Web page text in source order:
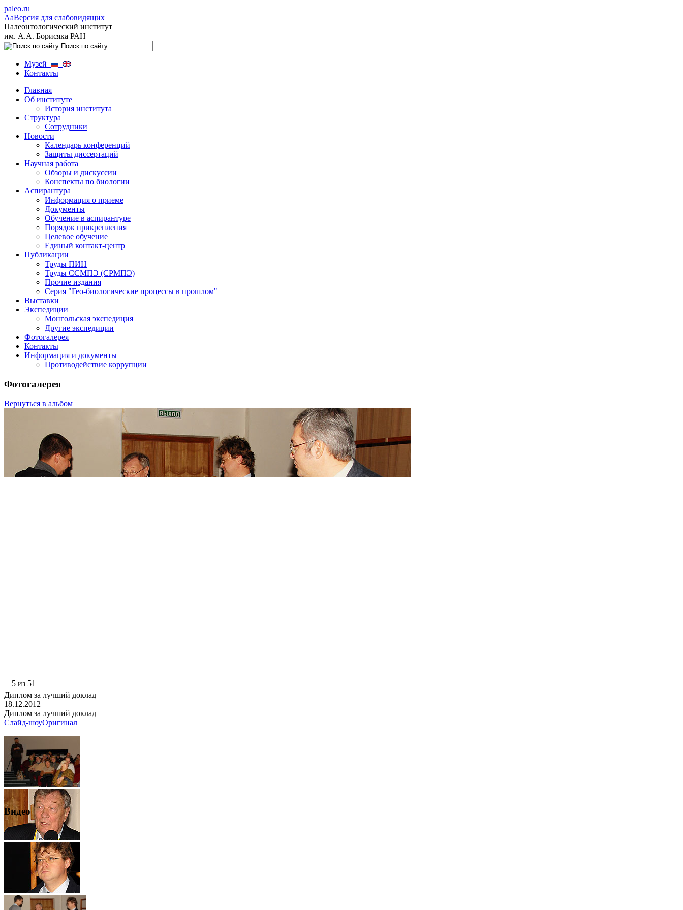
paleo.ru
AaВерсия для слабовидящих
Палеонтологический институт
им. А.А. Борисяка РАН
Музей
Контакты
Главная
Об институте
История института
Структура
Сотрудники
Новости
Календарь конференций
Защиты диссертаций
Научная работа
Обзоры и дискуссии
Конспекты по биологии
Аспирантура
Информация о приеме
Документы
Обучение в аспирантуре
Порядок прикрепления
Целевое обучение
Единый контакт-центр
Публикации
Труды ПИН
Труды ССМПЭ (СРМПЭ)
Прочие издания
Серия "Гео-биологические процессы в прошлом"
Выставки
Экспедиции
Монгольская экспедиция
Другие экспедиции
Фотогалерея
Контакты
Информация и документы
Противодействие коррупции
Фотогалерея
Вернуться в альбом
5 из 51
Диплом за лучший доклад
18.12.2012
Диплом за лучший доклад
Слайд-шоуОригинал
Видео